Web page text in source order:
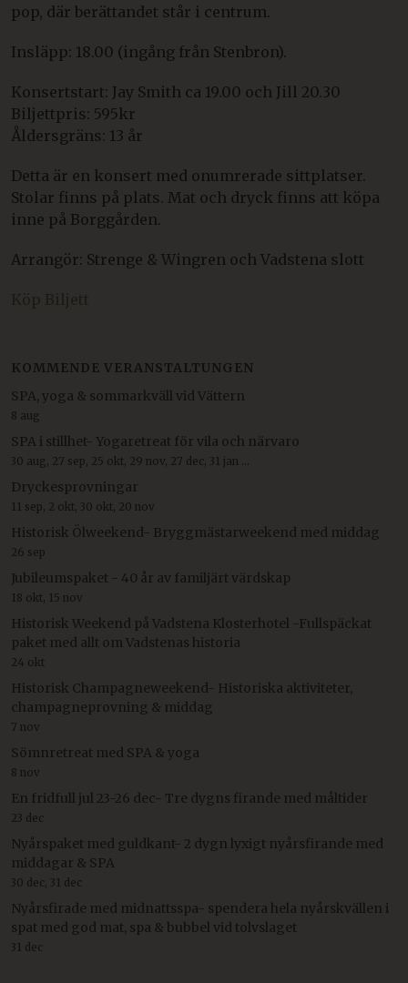
pop, där berättandet står i centrum.
Insläpp: 18.00 (ingång från Stenbron).
Konsertstart: Jay Smith ca 19.00 och Jill 20.30
Biljettpris: 595kr
Åldersgräns: 13 år
Detta är en konsert med onumrerade sittplatser.
Stolar finns på plats. Mat och dryck finns att köpa
inne på Borggården.
Arrangör: Strenge & Wingren och Vadstena slott
Köp Biljett
KOMMENDE VERANSTALTUNGEN
SPA, yoga & sommarkväll vid Vättern
8 aug
SPA i stillhet- Yogaretreat för vila och närvaro
30 aug, 27 sep, 25 okt, 29 nov, 27 dec, 31 jan ...
Dryckesprovningar
11 sep, 2 okt, 30 okt, 20 nov
Historisk Ölweekend- Bryggmästarweekend med middag
26 sep
Jubileumspaket - 40 år av familjärt värdskap
18 okt, 15 nov
Historisk Weekend på Vadstena Klosterhotel -Fullspäckat
paket med allt om Vadstenas historia
24 okt
Historisk Champagneweekend- Historiska aktiviteter,
champagneprovning & middag
7 nov
Sömnretreat med SPA & yoga
8 nov
En fridfull jul 23-26 dec- Tre dygns firande med måltider
23 dec
Nyårspaket med guldkant- 2 dygn lyxigt nyårsfirande med
middagar & SPA
30 dec, 31 dec
Nyårsfirade med midnattsspa- spendera hela nyårskvällen i
spat med god mat, spa & bubbel vid tolvslaget
31 dec